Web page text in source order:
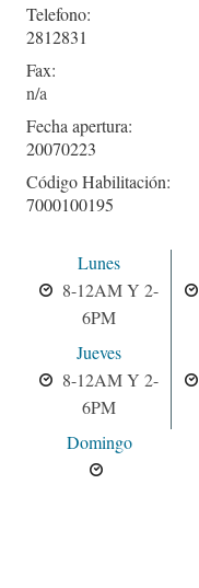
Telefono:
2812831
Fax:
Fecha apertura:
20070223
Código Habilitación:
7000100195
Lunes
8-12AM Y 2-
6PM
Jueves
8-12AM Y 2-
6PM
Domingo